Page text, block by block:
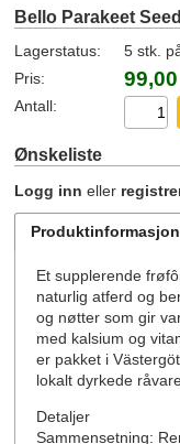
Bello Parakeet
Lagerstatus:
5 stk.
Pris:
Antall:
Ønskeliste
Logg inn eller
Produktinformasjon
Et supplerende
naturlig atferd og
og nøtter som gir
med kalsium og
er pakket i
lokalt dyrkede
Detaljer
Sammensetning: